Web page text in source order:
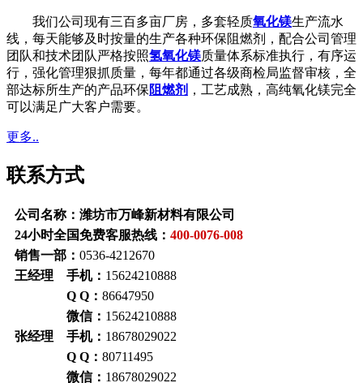
我们公司现有三百多亩厂房，多套轻质氧化镁生产流水
线，每天能够及时按量的生产各种环保阻燃剂，配合公司管理
团队和技术团队严格按照氢氧化镁质量体系标准执行，有序运
行，强化管理狠抓质量，每年都通过各级商检局监督审核，全
部达标所生产的产品环保阻燃剂 ，工艺成熟，高纯氧化镁完全
可以满足广大客户需要。
更多..
联系方式
公司名称：潍坊市万峰新材料有限公司
24小时全国免费客服热线： 400-0076-008
销售一部： 0536-4212670
王经理 手机： 15624210888
Q Q： 86647950
微信： 15624210888
张经理 手机： 18678029022
Q Q： 80711495
微信： 18678029022